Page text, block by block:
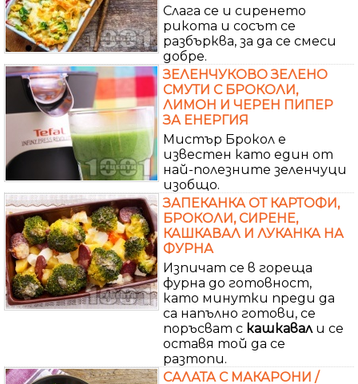
Слага се и сиренето
рикота и сосът се
разбърква, за да се смеси
добре.
ЗЕЛЕНЧУКОВО ЗЕЛЕНО
СМУТИ С БРОКОЛИ,
ЛИМОН И ЧЕРЕН ПИПЕР
ЗА ЕНЕРГИЯ
Мистър Брокол е
известен като един от
най-полезните зеленчуци
изобщо.
ЗАПЕКАНКА ОТ КАРТОФИ,
БРОКОЛИ, СИРЕНЕ,
КАШКАВАЛ И ЛУКАНКА НА
ФУРНА
Изпичат се в гореща
фурна до готовност,
като минутки преди да
са напълно готови, се
поръсват с кашкавал и се
оставя той да се
разтопи.
САЛАТА С МАКАРОНИ /